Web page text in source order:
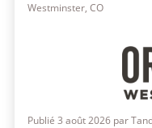
Westminster, CO
Publié 3 août 2026 par